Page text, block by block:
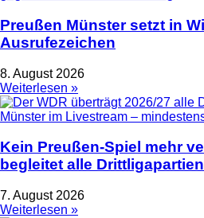
Preußen Münster setzt in
Ausrufezeichen
8. August 2026
Weiterlesen »
Kein Preußen-Spiel mehr
begleitet alle
7. August 2026
Weiterlesen »